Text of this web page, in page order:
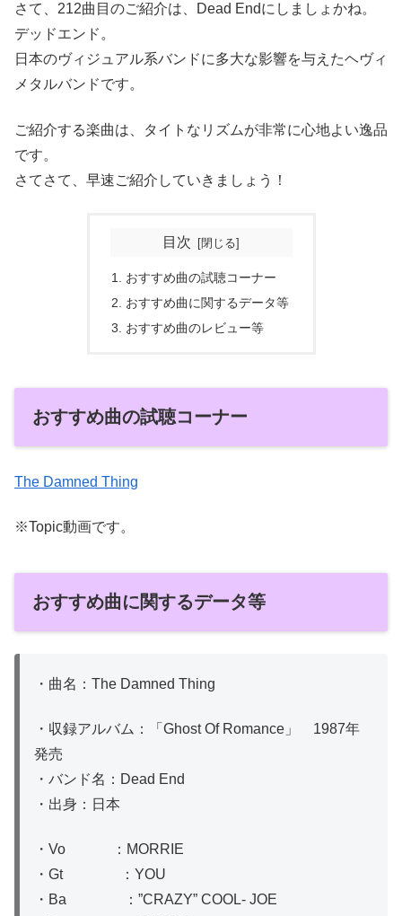
さて、212曲目のご紹介は、Dead Endにしましょかね。
デッドエンド。
日本のヴィジュアル系バンドに多大な影響を与えたヘヴィ
メタルバンドです。
ご紹介する楽曲は、タイトなリズムが非常に心地よい逸品
です。
さてさて、早速ご紹介していきましょう！
目次
おすすめ曲の試聴コーナー
おすすめ曲に関するデータ等
おすすめ曲のレビュー等
おすすめ曲の試聴コーナー
The Damned Thing
※Topic動画です。
おすすめ曲に関するデータ等
・曲名：The Damned Thing
・収録アルバム：「Ghost Of Romance」 1987年
発売
・バンド名：Dead End
・出身：日本
・Vo ：MORRIE
・Gt ：YOU
・Ba ：”CRAZY” COOL- JOE